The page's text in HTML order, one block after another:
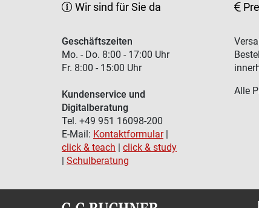
Wir sind für Sie da
Geschäftszeiten
Mo. - Do. 8:00 - 17:00 Uhr
Fr. 8:00 - 15:00 Uhr
Kundenservice und
Digitalberatung
Tel. +49 951 16098-200
E-Mail: Kontaktformular|
click & teach | click & study
| Schulberatung
Alle